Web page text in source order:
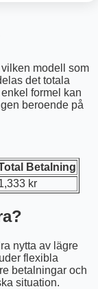
modell som
det totala
formel kan
beroende på
Betalning
kr
nytta av lägre
flexibla
betalningar och
situation.